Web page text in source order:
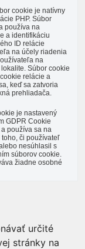
cookie je natívny
PHP. Súbor
používa na
a identifikáciu
ID relácie
na účely riadenia
na
Súbor cookie
relácie a
keď sa zatvoria
prehliadača.
je nastavený
GDPR Cookie
používa sa na
či používateľ
nesúhlasil s
súborov cookie.
žiadne osobné
určité
stránky na